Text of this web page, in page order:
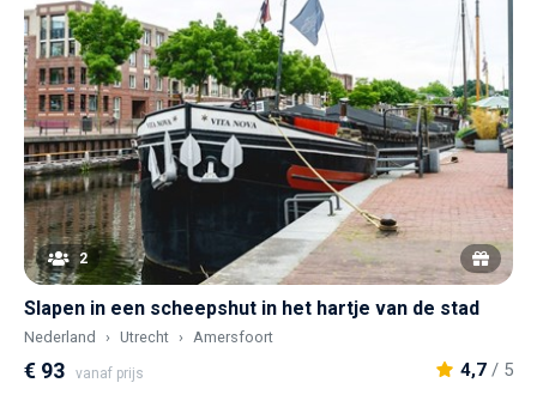
2
Slapen in een scheepshut in het hartje van de stad
Nederland Utrecht Amersfoort
€ 93 vanaf prijs 4,7 / 5